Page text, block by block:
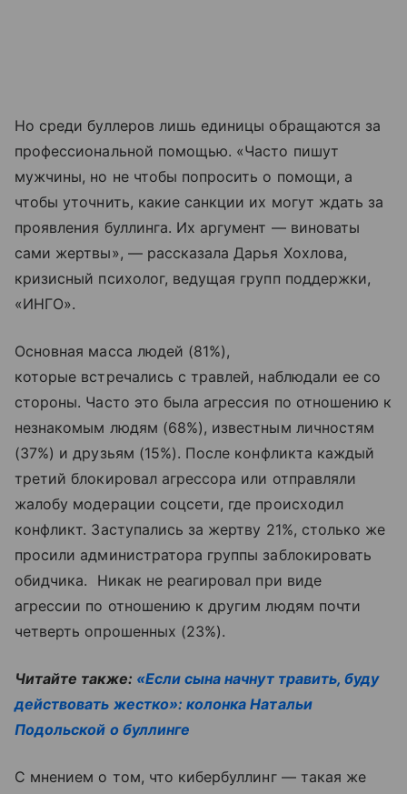
Но среди буллеров лишь единицы обращаются за
профессиональной помощью. «Часто пишут
мужчины, но не чтобы попросить о помощи, а
чтобы уточнить, какие санкции их могут ждать за
проявления буллинга. Их аргумент — виноваты
сами жертвы», — рассказала Дарья Хохлова,
кризисный психолог, ведущая групп поддержки,
«ИНГО».
Основная масса людей (81%),
которые встречались с травлей, наблюдали ее со
стороны. Часто это была агрессия по отношению к
незнакомым людям (68%), известным личностям
(37%) и друзьям (15%). После конфликта каждый
третий блокировал агрессора или отправляли
жалобу модерации соцсети, где происходил
конфликт. Заступались за жертву 21%, столько же
просили администратора группы заблокировать
обидчика. Никак не реагировал при виде
агрессии по отношению к другим людям почти
четверть опрошенных (23%).
Читайте также: «Если сына начнут травить, буду
действовать жестко»: колонка Натальи
Подольской о буллинге
С мнением о том, что кибербуллинг — такая же